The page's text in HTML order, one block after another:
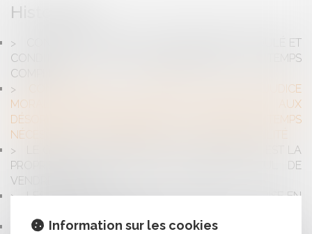
Historique
CONTRAT DE TRAVAIL À TEMPS PARTIEL MODULÉ ET
CONDITIONS D’UNE REQUALIFICATION EN TEMPS
COMPLET
CONSTRUCTION : L'INDEMNISATION DU PRÉJUDICE
MORAL IMPLIQUE QU'IL SOIT IMPUTABLE AUX
DÉSORDRES CONSTRUCTIFS ET NON AU TEMPS
NÉCESSAIRE À LA RECHERCHE DE LEUR IMPUTABILITÉ
LE GÉRANT D’UNE SCI DONT L’OBJET SOCIAL EST LA
PROPRIÉTÉ D’UN BIEN PEUT-IL DÉCIDER SEUL DE
VENDRE CE BIEN ?
LES AIDES COVID-19 AUX ENTREPRISES : LA PRISE EN
LA MISSION ASSURÉE PAR LES ORGANISMES PRIVÉS
Information sur les cookies